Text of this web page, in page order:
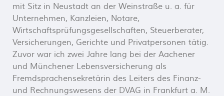
mit Sitz in Neustadt an der Weinstraße u. a. für
Unternehmen, Kanzleien, Notare,
Wirtschaftsprüfungsgesellschaften, Steuerberater,
Versicherungen, Gerichte und Privatpersonen tätig.
Zuvor war ich zwei Jahre lang bei der Aachener
und Münchener Lebensversicherung als
Fremdsprachensekretärin des Leiters des Finanz-
und Rechnungswesens der DVAG in Frankfurt a. M.